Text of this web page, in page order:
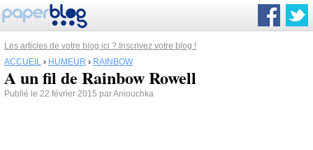
Les articles de votre blog ici ? Inscrivez votre blog !
ACCUEIL › HUMEUR › RAINBOW
A un fil de Rainbow Rowell
Publié le 22 février 2015 par Aniouchka